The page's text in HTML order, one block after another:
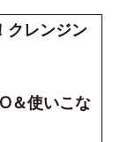
クレンジン
＆使いこな